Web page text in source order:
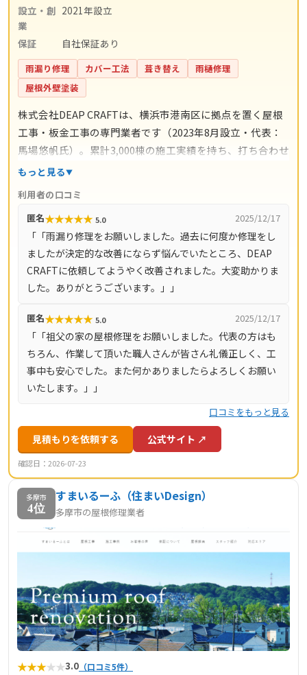
設立・創
業
2021年設立
保証 自社保証あり
雨漏り修理 カバー工法 葺き替え
雨樋修理
屋根外壁塗装
株式会社DEAP CRAFTは、横浜市港南区に拠点を置く屋根
工事・板金工事の専門業者です（2023年8月設立・代表：
馬場悠帆氏）。累計3,000棟の施工実績を持ち、打ち合わせ
からアフターサポートまで自社スタッフが一貫対応。仲介
の目安は雨漏り修理3万円〜、屋根の部分補修5万円〜、棟
板金交換10万円〜、屋根カバー工法80万円〜、葺き替え
100万円〜。現地調査・お見積り・ご相談は無料で、最短
即日対応も可能です（営業時間8時〜18時・月〜土）。対
応エリアは神奈川県全域（33市町村）と東京都全域（23
区・多摩地域）です。
もっと見る
利用者の口コミ
匿名★★★★★ 5.0 2025/12/17
「「雨漏り修理をお願いしました。過去に何度か修理をし
ましたが決定的な改善にならず悩んでいたところ、DEAP
CRAFTに依頼してようやく改善されました。大変助かりま
した。ありがとうございます。」」
匿名★★★★★ 5.0 2025/12/17
「「祖父の家の屋根修理をお願いしました。代表の方はも
ちろん、作業して頂いた職人さんが皆さん礼儀正しく、工
事中も安心でした。また何かありましたらよろしくお願い
いたします。」」
口コミをもっと見る
見積もりを依頼する 公式サイト ↗
確認日：2026-07-23
多摩市
4位
すまいるーふ（住まいDesign）
多摩市の屋根修理業者
★★★★★3.0 （口コミ5件）